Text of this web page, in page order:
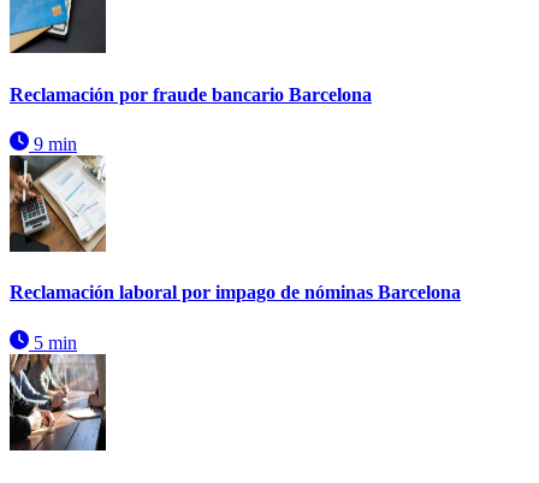
Reclamación por fraude bancario Barcelona
9 min
Reclamación laboral por impago de nóminas Barcelona
5 min